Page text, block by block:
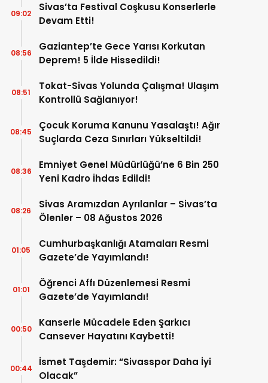
Sivas’ta Festival Coşkusu Konserlerle
Devam Etti!
09:02
Gaziantep’te Gece Yarısı Korkutan
Deprem! 5 İlde Hissedildi!
08:56
Tokat-Sivas Yolunda Çalışma! Ulaşım
Kontrollü Sağlanıyor!
08:51
Çocuk Koruma Kanunu Yasalaştı! Ağır
Suçlarda Ceza Sınırları Yükseltildi!
08:45
Emniyet Genel Müdürlüğü’ne 6 Bin 250
Yeni Kadro İhdas Edildi!
08:36
Sivas Aramızdan Ayrılanlar – Sivas’ta
Ölenler – 08 Ağustos 2026
08:26
Cumhurbaşkanlığı Atamaları Resmi
Gazete’de Yayımlandı!
01:05
Öğrenci Affı Düzenlemesi Resmi
Gazete’de Yayımlandı!
01:01
Kanserle Mücadele Eden Şarkıcı
Cansever Hayatını Kaybetti!
00:50
İsmet Taşdemir: “Sivasspor Daha İyi
Olacak”
00:44